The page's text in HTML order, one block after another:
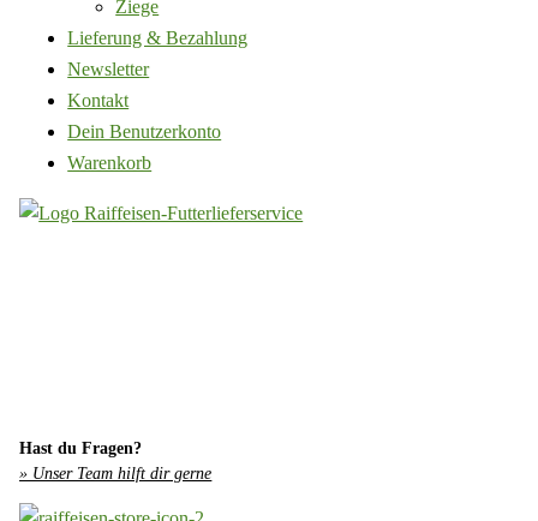
Ziege
Lieferung & Bezahlung
Newsletter
Kontakt
Dein Benutzerkonto
Warenkorb
Hast du Fragen?
» Unser Team hilft dir gerne